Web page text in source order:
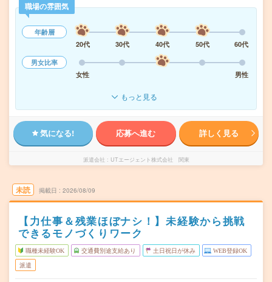
職場の雰囲気
年齢層
20代
30代 40代 50代
60代
男女比率
女性
男性
もっと見る
気になる! 応募へ進む 詳しく見る
派遣会社 UTエージェント株式会社 関東
未読 掲載日 2026/08/09
【力仕事＆残業ほぼナシ！】未経験から挑戦
できるモノづくりワーク
職種未経験OK 交通費別途支給あり 土日祝日が休み WEB登録OK
派遣